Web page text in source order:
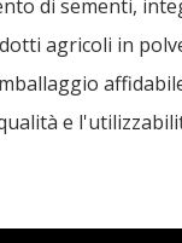
di sementi,
agricoli in
e